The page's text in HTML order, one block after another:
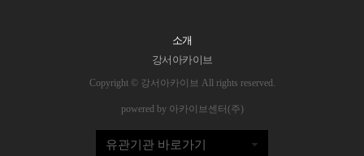
소개
강서아카이브
Copyright © 강서아카이브 All rights reserved.
powered by 아카이브센터(주)
유관기관 바로가기